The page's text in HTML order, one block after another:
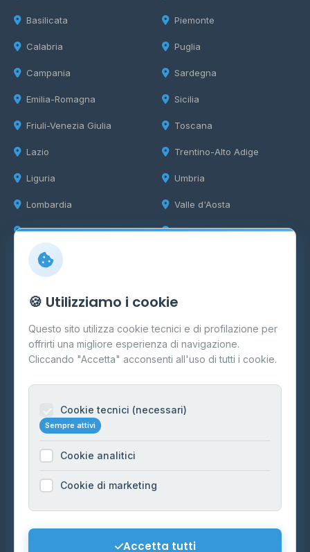
Basilicata
Calabria
Campania
Emilia-Romagna
Friuli-Venezia Giulia
Lazio
Liguria
Lombardia
Marche
Piemonte
Puglia
Sardegna
Sicilia
Toscana
Trentino-Alto Adige
Umbria
Valle d'Aosta
Veneto
Info
Cos'è il GPL
FAQ
Contatti
Informazioni legali
Cookie Policy
Preferenze Cookie
Mappa del sito
🍪 Utilizziamo i cookie
Questo sito utilizza cookie tecnici e di profilazione per
offrirti una migliore esperienza di navigazione.
Cliccando "Accetta" acconsenti all'uso di tutti i cookie.
Cookie tecnici (necessari)
Sempre attivi
Cookie analitici
Cookie di marketing
Accetta tutti